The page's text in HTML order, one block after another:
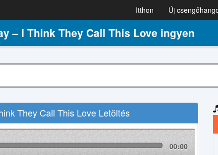
Itthon Új
– I Think They Call This Love ingyen
They Call This Love Letöltés
00:00